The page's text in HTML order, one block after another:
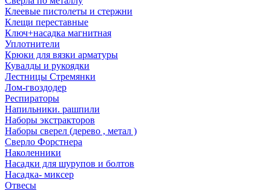
Клеевые пистолеты и стержни
Клещи переставные
Ключ+насадка магнитная
Уплотнители
Крюки для вязки арматуры
Кувалды и рукоядки
Лестницы Стремянки
Лом-гвоздодер
Респираторы
Напильники. рашпили
Наборы экстракторов
Наборы сверел (дерево , метал )
Сверло Форстнера
Наколенники
Насадки для шурупов и болтов
Насадка- миксер
Отвесы